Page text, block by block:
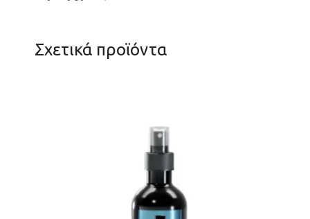
Σχετικά προϊόντα